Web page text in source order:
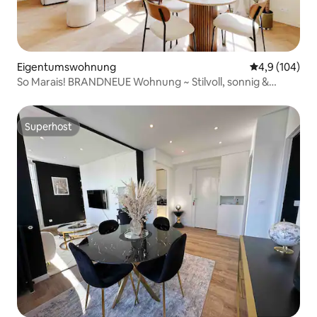
Eigentumswohnung
4,9 (104)
So Marais! BRANDNEUE Wohnung ~ Stilvoll, sonnig &
Superhost
Superhost